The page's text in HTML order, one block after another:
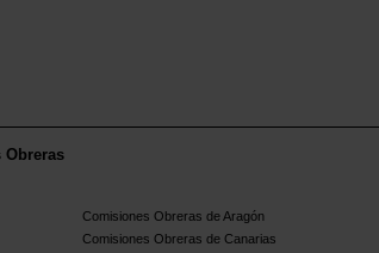
Obreras
Comisiones Obreras de Aragón
Comisiones Obreras de Canarias